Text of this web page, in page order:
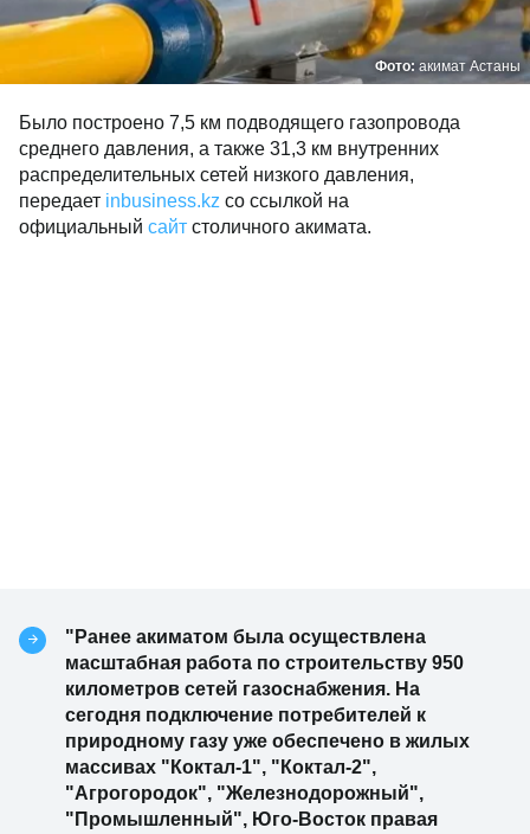
Фото: акимат Астаны
Было построено 7,5 км подводящего газопровода
среднего давления, а также 31,3 км внутренних
распределительных сетей низкого давления,
передает inbusiness.kz со ссылкой на
официальный сайт столичного акимата.
"Ранее акиматом была осуществлена
масштабная работа по строительству 950
километров сетей газоснабжения. На
сегодня подключение потребителей к
природному газу уже обеспечено в жилых
массивах "Коктал-1", "Коктал-2",
"Агрогородок", "Железнодорожный",
"Промышленный", Юго-Восток правая